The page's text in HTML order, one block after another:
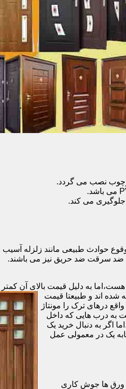
نصب می گردد.
جلوگیری می کند.
حوادث طبیعی مانند زلزله آسیب
ضد سرقت ضد حریق نیز می باشند.
به دلیل قیمت بالای آن کمتر
شده اند و طبیعتا قیمت
درهای ترک را مونتاژ
به درب هایی که داخل
اگر به دنبال خرید یک
یک در معمولی عمل
ورق ها جوش کاری